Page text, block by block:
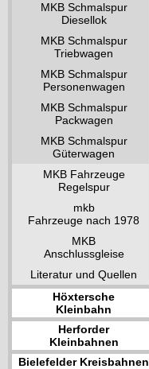
MKB Schmalspur
Diesellok
MKB Schmalspur
Triebwagen
MKB Schmalspur
Personenwagen
MKB Schmalspur
Packwagen
MKB Schmalspur
Güterwagen
MKB Fahrzeuge
Regelspur
mkb
Fahrzeuge nach 1978
MKB
Anschlussgleise
Literatur und Quellen
Höxtersche
Kleinbahn
Herforder
Kleinbahnen
Bielefelder Kreisbahnen